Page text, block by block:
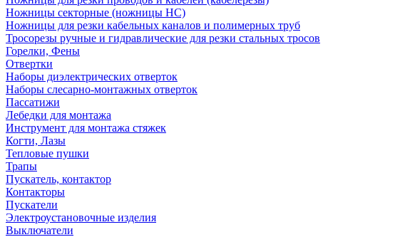
Ножницы секторные (ножницы НС)
Ножницы для резки кабельных каналов и полимерных труб
Тросорезы ручные и гидравлические для резки стальных тросов
Горелки, Фены
Отвертки
Наборы диэлектрических отверток
Наборы слесарно-монтажных отверток
Пассатижи
Лебедки для монтажа
Инструмент для монтажа стяжек
Когти, Лазы
Тепловые пушки
Трапы
Пускатель, контактор
Контакторы
Пускатели
Электроустановочные изделия
Выключатели